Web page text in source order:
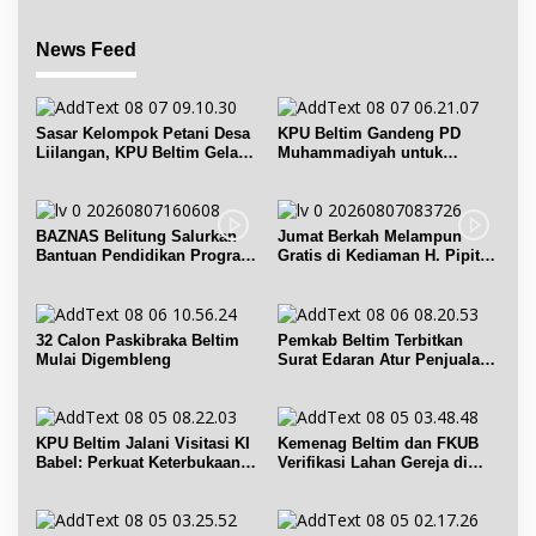
News Feed
Sasar Kelompok Petani Desa
Liilangan, KPU Beltim Gelar
KPU Beltim Gandeng PD
Muhammadiyah untuk
BAZNAS Belitung Salurkan
Bantuan Pendidikan Program
Jumat Berkah Melampun
Gratis di Kediaman H. Pipit
32 Calon Paskibraka Beltim
Mulai Digembleng
Pemkab Beltim Terbitkan
Surat Edaran Atur Penjualan
KPU Beltim Jalani Visitasi KI
Babel: Perkuat Keterbukaan
Kemenag Beltim dan FKUB
Verifikasi Lahan Gereja di